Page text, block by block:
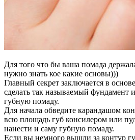
Для того что бы ваша помада
нужно знать кое какие основы)))
Главный секрет заключается в
сделать так называемый фундамент
губную помаду.
Для начала обведите карандашом
всю площадь губ консилером или
нанести и саму губную помаду.
Если вы немного вышли за контур